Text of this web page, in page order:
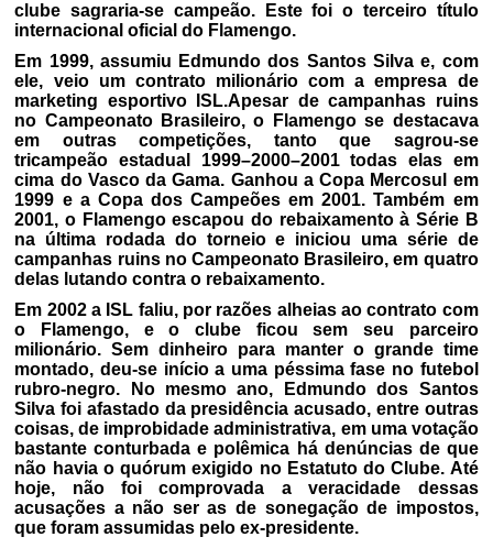
clube sagraria-se campeão. Este foi o terceiro título
internacional oficial do Flamengo.
Em 1999, assumiu Edmundo dos Santos Silva e, com
ele, veio um contrato milionário com a empresa de
marketing esportivo ISL.Apesar de campanhas ruins
no Campeonato Brasileiro, o Flamengo se destacava
em outras competições, tanto que sagrou-se
tricampeão estadual 1999–2000–2001 todas elas em
cima do Vasco da Gama. Ganhou a Copa Mercosul em
1999 e a Copa dos Campeões em 2001. Também em
2001, o Flamengo escapou do rebaixamento à Série B
na última rodada do torneio e iniciou uma série de
campanhas ruins no Campeonato Brasileiro, em quatro
delas lutando contra o rebaixamento.
Em 2002 a ISL faliu, por razões alheias ao contrato com
o Flamengo, e o clube ficou sem seu parceiro
milionário. Sem dinheiro para manter o grande time
montado, deu-se início a uma péssima fase no futebol
rubro-negro. No mesmo ano, Edmundo dos Santos
Silva foi afastado da presidência acusado, entre outras
coisas, de improbidade administrativa, em uma votação
bastante conturbada e polêmica há denúncias de que
não havia o quórum exigido no Estatuto do Clube. Até
hoje, não foi comprovada a veracidade dessas
acusações a não ser as de sonegação de impostos,
que foram assumidas pelo ex-presidente.